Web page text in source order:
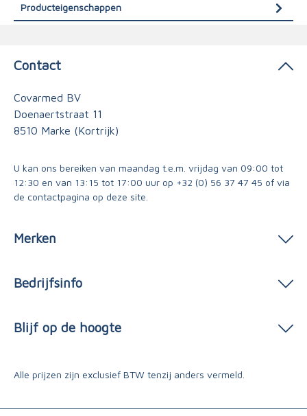
Producteigenschappen
Contact
Covarmed BV
Doenaertstraat 11
8510 Marke (Kortrijk)
U kan ons bereiken van maandag t.e.m. vrijdag van 09:00 tot
12:30 en van 13:15 tot 17:00 uur op +32 (0) 56 37 47 45 of via
de contactpagina op deze site.
Merken
Bedrijfsinfo
Blijf op de hoogte
Alle prijzen zijn exclusief BTW tenzij anders vermeld.